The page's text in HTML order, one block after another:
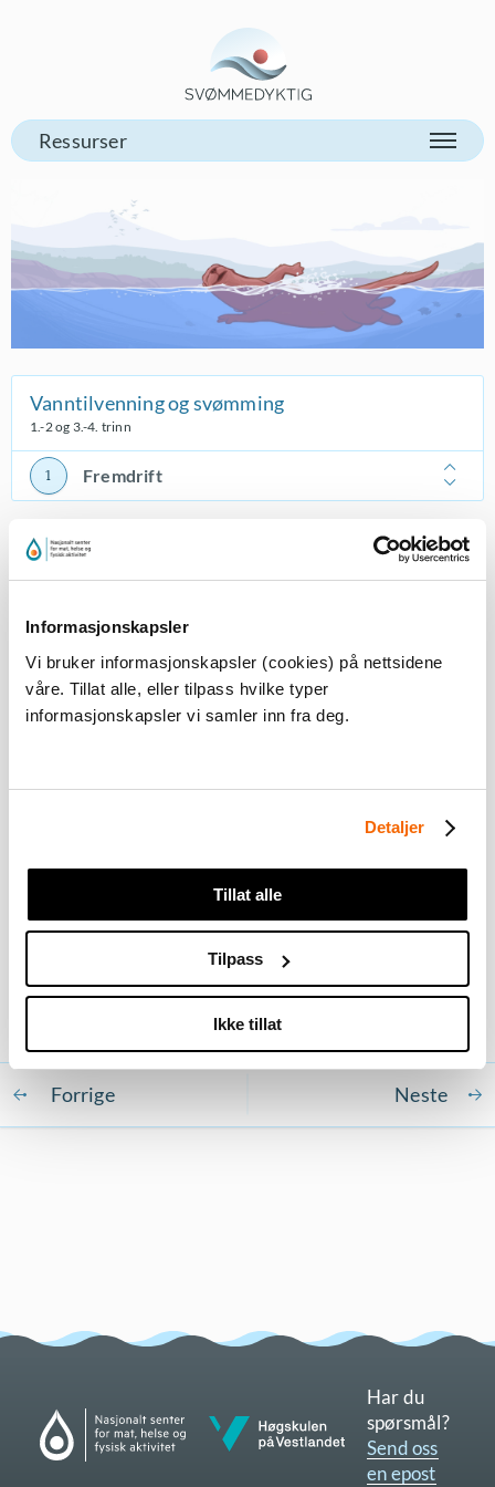
Informasjonskapsler
Vi bruker informasjonskapsler (cookies) på nettsidene
våre. Tillat alle, eller tilpass hvilke typer
informasjonskapsler vi samler inn fra deg.
Detaljer
Tillat alle
Tilpass
Ikke tillat
Vanntilvenning og svømming
1.-2 og 3.-4. trinn
Fremdrift
Rotere fra mage med
armer
Du måakseptere markedsføringscookiesfor å kunne
se dette innholdet
Har du
spørsmål?
Send oss
en epost